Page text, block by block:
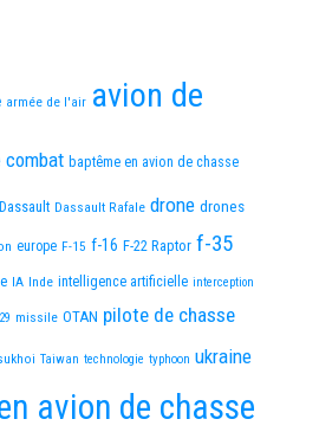
armée de l'air avion de
combat baptême en avion de chasse
Dassault Dassault Rafale drone drones
europe F-15 f-16 F-22 Raptor f-35
IA Inde intelligence artificielle interception
missile OTAN pilote de chasse
Taiwan technologie typhoon ukraine
avion de chasse